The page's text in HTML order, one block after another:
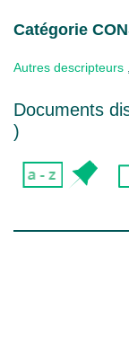
Catégorie
Autres descripteurs
Documents
)